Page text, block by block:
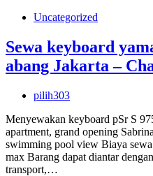
Uncategorized
Sewa keyboard
abang Jakarta –
pilih303
Menyewakan keyboard pSr S
apartment, grand opening
swimming pool view Biaya
max Barang dapat diantar
transport,…